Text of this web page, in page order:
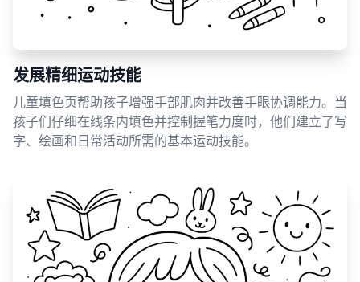
发展精细运动技能
儿童填色页帮助孩子增强手部肌肉并改善手眼协调能力。当
孩子们仔细在线条内填色并控制握笔力度时，他们建立了写
字、绘画和日常活动所需的基本运动技能。